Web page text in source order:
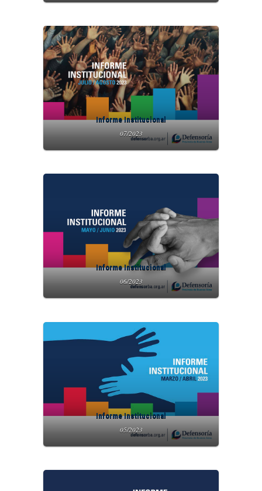
Informe Institucional
07/2023
Informe Institucional
06/2023
Informe Institucional
05/2023